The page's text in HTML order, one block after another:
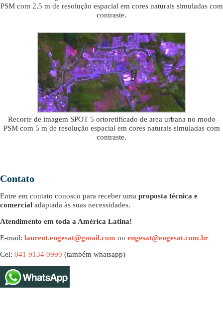
PSM com 2,5 m de resolução espacial em cores naturais simuladas com
contraste.
Recorte de imagem SPOT 5 ortoretificado de area urbana no modo
PSM com 5 m de resolução espacial em cores naturais simuladas com
contraste.
Contato
Entre em contato conosco para receber uma proposta técnica e
comercial adaptada às suas necessidades.
Atendimento em toda a América Latina!
E-mail: laurent.engesat@gmail.com ou engesat@engesat.com.br
Cel: 041 9134 0990 (também whatsapp)